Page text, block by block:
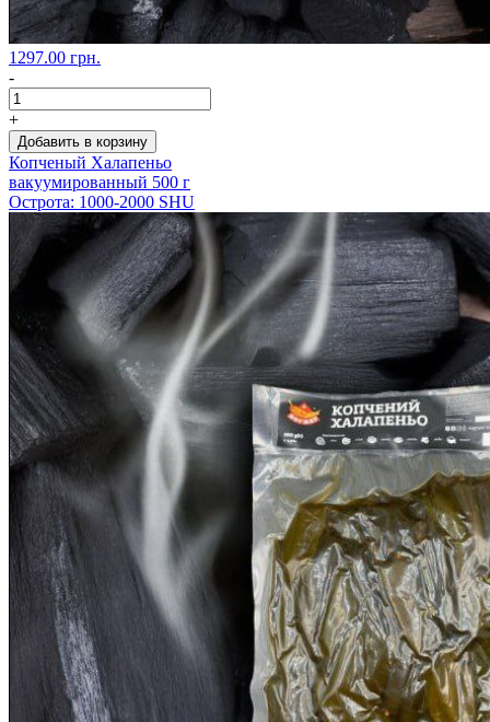
1297.00 грн.
-
+
Добавить в корзину
Копченый Халапеньо
вакуумированный 500 г
Острота: 1000-2000 SHU